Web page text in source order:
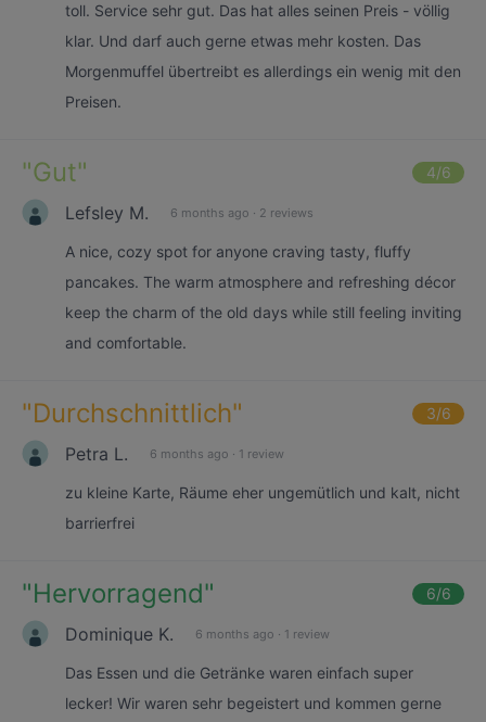
toll. Service sehr gut. Das hat alles seinen Preis - völlig
klar. Und darf auch gerne etwas mehr kosten. Das
Morgenmuffel übertreibt es allerdings ein wenig mit den
Preisen.
"Gut" 4/6
Lefsley M. 6 months ago · 2 reviews
A nice, cozy spot for anyone craving tasty, fluffy
pancakes. The warm atmosphere and refreshing décor
keep the charm of the old days while still feeling inviting
and comfortable.
"Durchschnittlich" 3/6
Petra L. 6 months ago · 1 review
zu kleine Karte, Räume eher ungemütlich und kalt, nicht
barrierfrei
"Hervorragend" 6/6
Dominique K. 6 months ago · 1 review
Das Essen und die Getränke waren einfach super
lecker! Wir waren sehr begeistert und kommen gerne